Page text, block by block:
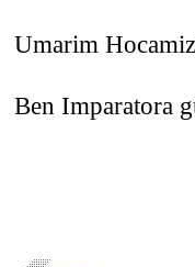
Umarim
Ben Imparatora